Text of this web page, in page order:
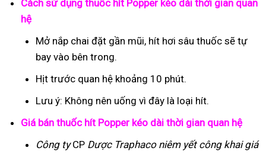
Cách sử dụng thuốc hít Popper kéo dài thời gian quan
hệ
Mở nắp chai đặt gần mũi, hít hơi sâu thuốc sẽ tự
bay vào bên trong.
Hịt trước quan hệ khoảng 10 phút.
Lưu ý: Không nên uống vì đây là loại hít.
Giá bán thuốc hít Popper kéo dài thời gian quan hệ
Công tyCP Dược Traphaconiêm yết công khai giá